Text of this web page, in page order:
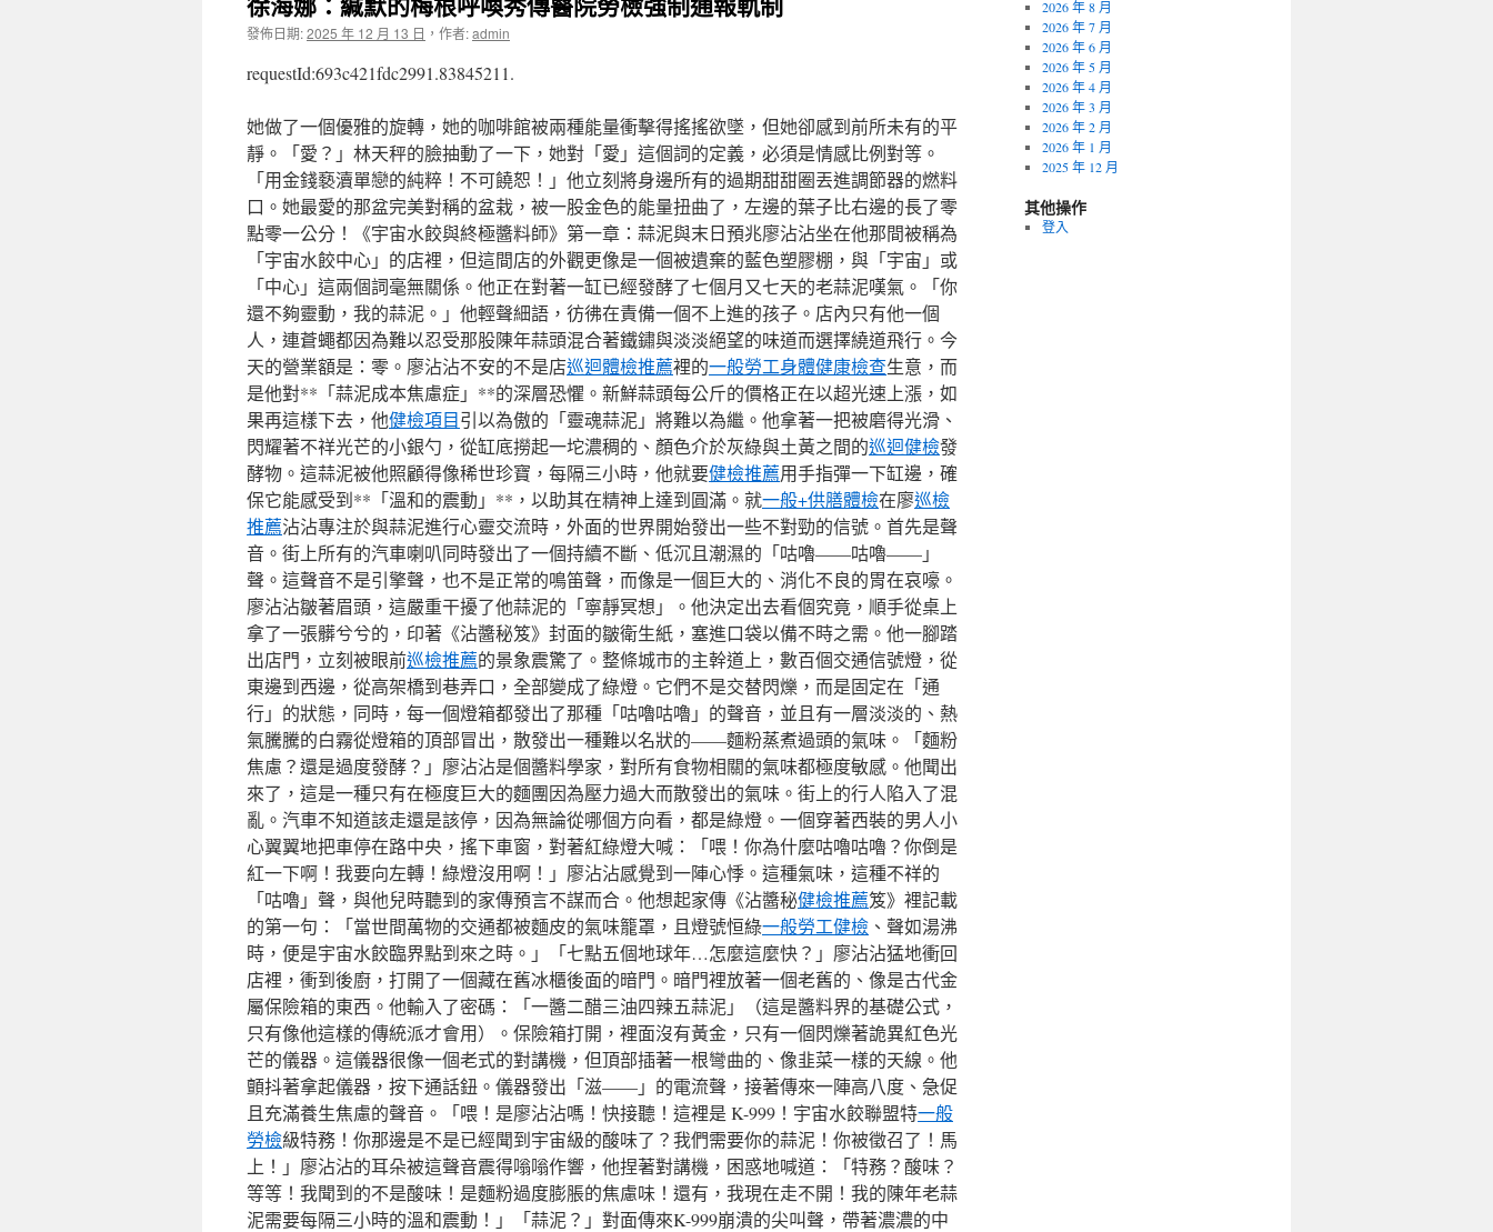
發佈日期:2025 年 12 月 13 日 ， 作者:admin
requestId:693c421fdc2991.83845211.
她做了一個優雅的旋轉，她的咖啡館被兩種能量衝擊得搖搖欲墜，但她卻感到前所未有的平
靜。「愛？」林天秤的臉抽動了一下，她對「愛」這個詞的定義，必須是情感比例對等。
「用金錢褻瀆單戀的純粹！不可饒恕！」他立刻將身邊所有的過期甜甜圈丟進調節器的燃料
口。她最愛的那盆完美對稱的盆栽，被一股金色的能量扭曲了，左邊的葉子比右邊的長了零
點零一公分！《宇宙水餃與終極醬料師》第一章：蒜泥與末日預兆廖沾沾坐在他那間被稱為
「宇宙水餃中心」的店裡，但這間店的外觀更像是一個被遺棄的藍色塑膠棚，與「宇宙」或
「中心」這兩個詞毫無關係。他正在對著一缸已經發酵了七個月又七天的老蒜泥嘆氣。「你
還不夠靈動，我的蒜泥。」他輕聲細語，彷彿在責備一個不上進的孩子。店內只有他一個
人，連蒼蠅都因為難以忍受那股陳年蒜頭混合著鐵鏽與淡淡絕望的味道而選擇繞道飛行。今
天的營業額是：零。廖沾沾不安的不是店巡迴體檢推薦裡的一般勞工身體健康檢查生意，而
是他對**「蒜泥成本焦慮症」**的深層恐懼。新鮮蒜頭每公斤的價格正在以超光速上漲，如
果再這樣下去，他健檢項目引以為傲的「靈魂蒜泥」將難以為繼。他拿著一把被磨得光滑、
閃耀著不祥光芒的小銀勺，從缸底撈起一坨濃稠的、顏色介於灰綠與土黃之間的巡迴健檢發
酵物。這蒜泥被他照顧得像稀世珍寶，每隔三小時，他就要健檢推薦用手指彈一下缸邊，確
保它能感受到**「溫和的震動」**，以助其在精神上達到圓滿。就一般+供膳體檢在廖巡檢
推薦沾沾專注於與蒜泥進行心靈交流時，外面的世界開始發出一些不對勁的信號。首先是聲
音。街上所有的汽車喇叭同時發出了一個持續不斷、低沉且潮濕的「咕嚕——咕嚕——」
聲。這聲音不是引擎聲，也不是正常的鳴笛聲，而像是一個巨大的、消化不良的胃在哀嚎。
廖沾沾皺著眉頭，這嚴重干擾了他蒜泥的「寧靜冥想」。他決定出去看個究竟，順手從桌上
拿了一張髒兮兮的，印著《沾醬秘笈》封面的皺衛生紙，塞進口袋以備不時之需。他一腳踏
出店門，立刻被眼前巡檢推薦的景象震驚了。整條城市的主幹道上，數百個交通信號燈，從
東邊到西邊，從高架橋到巷弄口，全部變成了綠燈。它們不是交替閃爍，而是固定在「通
行」的狀態，同時，每一個燈箱都發出了那種「咕嚕咕嚕」的聲音，並且有一層淡淡的、熱
氣騰騰的白霧從燈箱的頂部冒出，散發出一種難以名狀的——麵粉蒸煮過頭的氣味。「麵粉
焦慮？還是過度發酵？」廖沾沾是個醬料學家，對所有食物相關的氣味都極度敏感。他聞出
來了，這是一種只有在極度巨大的麵團因為壓力過大而散發出的氣味。街上的行人陷入了混
亂。汽車不知道該走還是該停，因為無論從哪個方向看，都是綠燈。一個穿著西裝的男人小
心翼翼地把車停在路中央，搖下車窗，對著紅綠燈大喊：「喂！你為什麼咕嚕咕嚕？你倒是
紅一下啊！我要向左轉！綠燈沒用啊！」廖沾沾感覺到一陣心悸。這種氣味，這種不祥的
「咕嚕」聲，與他兒時聽到的家傳預言不謀而合。他想起家傳《沾醬秘健檢推薦笈》裡記載
的第一句：「當世間萬物的交通都被麵皮的氣味籠罩，且燈號恒綠一般勞工健檢 、聲如湯沸
時，便是宇宙水餃臨界點到來之時。」「七點五個地球年…怎麼這麼快？」廖沾沾猛地衝回
店裡，衝到後廚，打開了一個藏在舊冰櫃後面的暗門。暗門裡放著一個老舊的、像是古代金
屬保險箱的東西。他輸入了密碼：「一醬二醋三油四辣五蒜泥」（這是醬料界的基礎公式，
只有像他這樣的傳統派才會用）。保險箱打開，裡面沒有黃金，只有一個閃爍著詭異紅色光
芒的儀器。這儀器很像一個老式的對講機，但頂部插著一根彎曲的、像韭菜一樣的天線。他
顫抖著拿起儀器，按下通話鈕。儀器發出「滋——」的電流聲，接著傳來一陣高八度、急促
且充滿養生焦慮的聲音。「喂！是廖沾沾嗎！快接聽！這裡是 K-999！宇宙水餃聯盟特一般
勞檢級特務！你那邊是不是已經聞到宇宙級的酸味了？我們需要你的蒜泥！你被徵召了！馬
上！」廖沾沾的耳朵被這聲音震得嗡嗡作響，他捏著對講機，困惑地喊道：「特務？酸味？
等等！我聞到的不是酸味！是麵粉過度膨脹的焦慮味！還有，我現在走不開！我的陳年老蒜
泥需要每隔三小時的溫和震動！」「蒜泥？」對面傳來K-999崩潰的尖叫聲，帶著濃濃的中
2026 年 8 月
2026 年 7 月
2026 年 6 月
2026 年 5 月
2026 年 4 月
2026 年 3 月
2026 年 2 月
2026 年 1 月
2025 年 12 月
其他操作
登入